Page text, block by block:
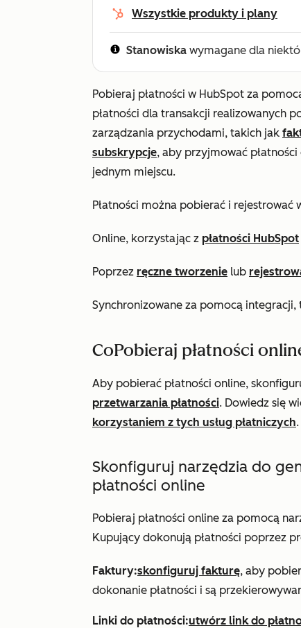
Wszystkie produkty i plany
Stanowiska wymagane dla
Pobieraj płatności w HubSpot za
płatności dla transakcji realizowanych
zarządzania przychodami, takich jak
subskrypcje, aby przyjmować
jednym miejscu.
Płatności można pobierać i rejestrować
Online, korzystając z płatności HubSpot
Poprzez ręczne tworzenie lub
Synchronizowane za pomocą integracji,
CoPobieraj płatności
Aby pobierać płatności online,
przetwarzania płatności. Dowiedz się
korzystaniem z tych usług płatniczych.
Skonfiguruj narzędzia do
płatności online
Pobieraj płatności online za pomocą
Kupujący dokonują płatności poprzez
Faktury:skonfiguruj fakturę, aby
dokonanie płatności i są
Linki do płatności:utwórz link do